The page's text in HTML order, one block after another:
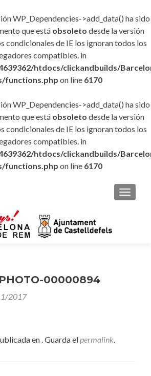
WP_Dependencies->add_data() ha sido
que está obsoleto desde la versión
condicionales de IE los ignoran todos los
compatibles. in
htdocs/clickandbuilds/
functions.php on line 6170
WP_Dependencies->add_data() ha sido
que está obsoleto desde la versión
condicionales de IE los ignoran todos los
compatibles. in
htdocs/clickandbuilds/
functions.php on line 6170
00000894
2017
en . Guarda elpermalink.